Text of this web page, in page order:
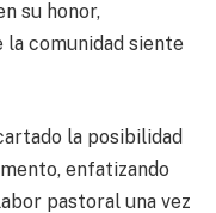
su honor,
comunidad siente
la posibilidad
enfatizando
pastoral una vez